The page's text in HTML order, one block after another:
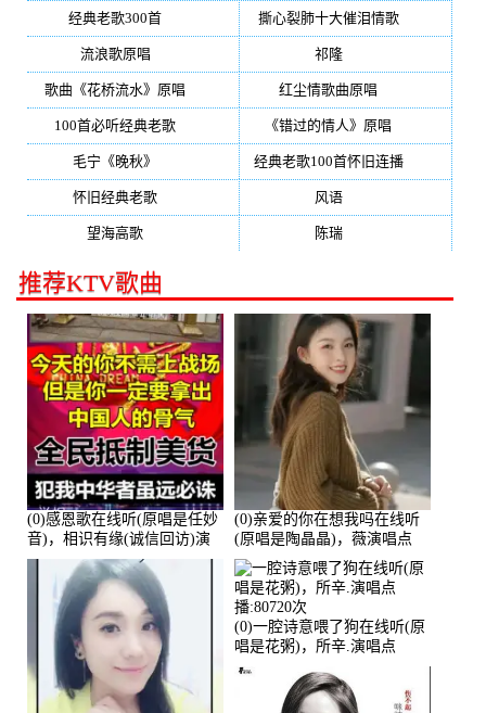
经典老歌300首 撕心裂肺十大催泪情歌(195)
流浪歌原唱 祁隆(188)
歌曲《花桥流水》原唱 红尘情歌曲原唱
100首必听经典老歌 《错过的情人》原唱
毛宁《晚秋》 经典老歌100首怀旧连播(134)
怀旧经典老歌 风语(132)
望海高歌 陈瑞(128)
推荐KTV歌曲
(0)感恩歌在线听(原唱是任妙
音)，相识有缘(诚信回访)演
唱点播:161288次
(0)亲爱的你在想我吗在线听
(原唱是陶晶晶)，薇演唱点
播:159722次
(0)一腔诗意喂了狗在线听(原
唱是花粥)，所辛.演唱点
播:80720次